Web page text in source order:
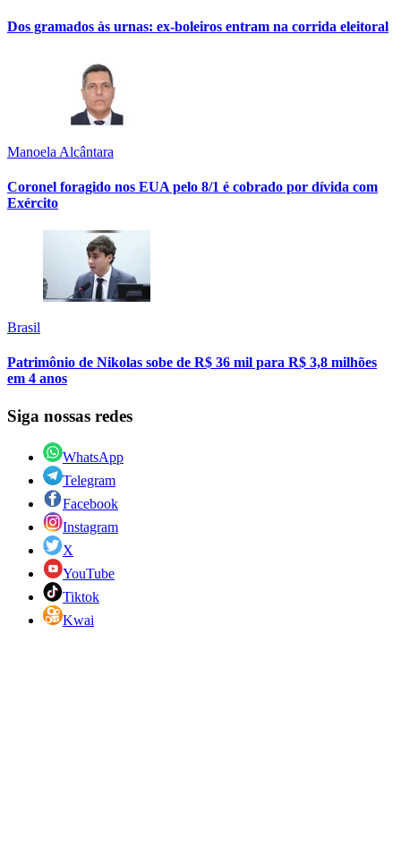
Dos gramados às urnas: ex-boleiros entram na corrida eleitoral
Manoela Alcântara
Coronel foragido nos EUA pelo 8/1 é cobrado por dívida com
Exército
Brasil
Patrimônio de Nikolas sobe de R$ 36 mil para R$ 3,8 milhões
em 4 anos
Siga nossas redes
WhatsApp
Telegram
Facebook
Instagram
X
YouTube
Tiktok
Kwai